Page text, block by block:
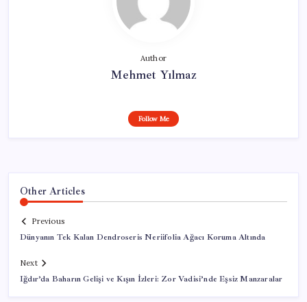
Author
Mehmet Yılmaz
Follow Me
Other Articles
Previous
Dünyanın Tek Kalan Dendroseris Neriifolia Ağacı Koruma Altında
Next
Iğdır’da Baharın Gelişi ve Kışın İzleri: Zor Vadisi’nde Eşsiz Manzaralar